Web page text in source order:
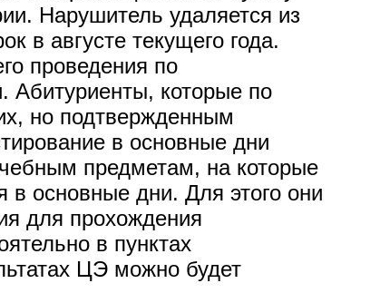
Нарушитель удаляется из
в августе текущего года.
проведения по
Абитуриенты, которые по
но подтвержденным
в основные дни
предметам, на которые
в основные дни. Для этого они
для прохождения
в пунктах
ЦЭ можно будет